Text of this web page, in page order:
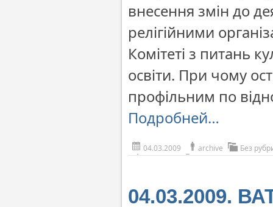
внесення змін до
релігійними
Комітеті з питань
освіти. При чому
профільним по
Подробней…
04.03.2009 archive Без
04.03.2009.